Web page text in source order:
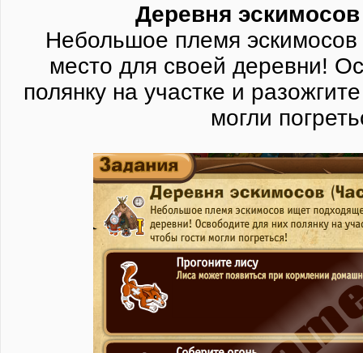
Деревня эскимосов
Небольшое племя
место для своей деревни!
полянку на участке и
могли